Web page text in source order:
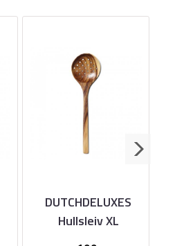
DUTCHDELUXES
Hullsleiv XL